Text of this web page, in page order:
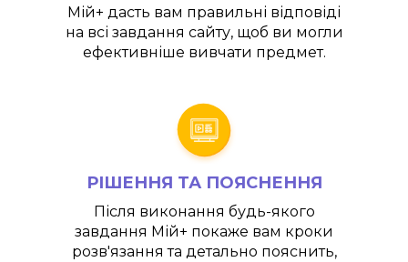
Мій+ дасть вам правильні відповіді
на всі завдання сайту, щоб ви могли
ефективніше вивчати предмет.
РІШЕННЯ ТА ПОЯСНЕННЯ
Після виконання будь-якого
завдання Мій+ покаже вам кроки
розв'язання та детально пояснить,